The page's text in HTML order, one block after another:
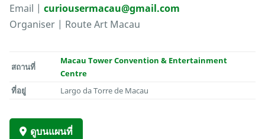
Email | curiousermacau@gmail.com
Organiser | Route Art Macau
สถานที่
Macau Tower Convention & Entertainment
Centre
ที่อยู่
Largo da Torre de Macau
ดูบนแผนที่